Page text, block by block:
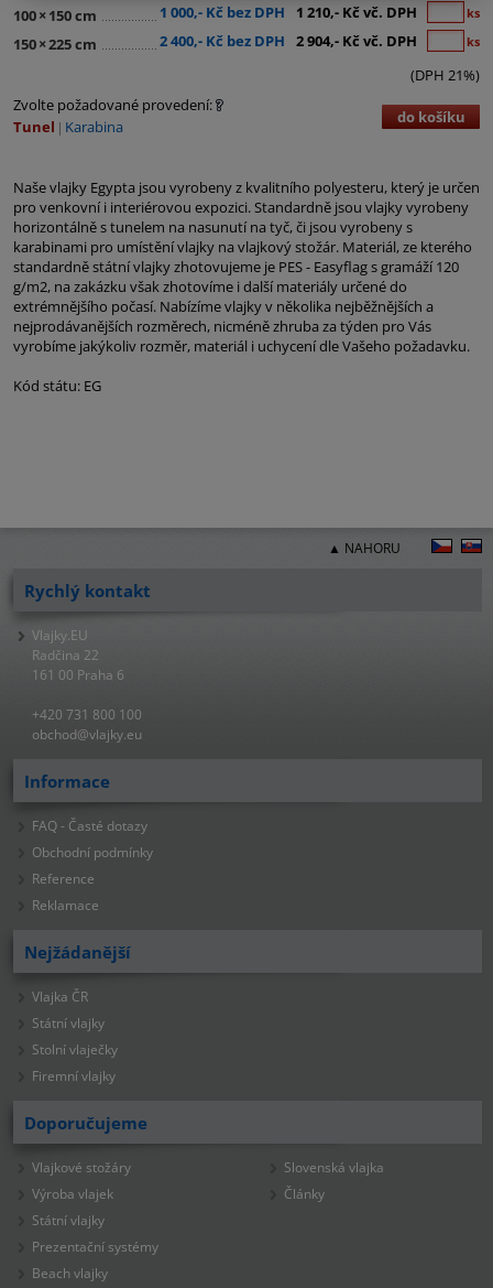
100× 150 cm 1 000,- Kč bez DPH 1 210,- Kč vč. DPH ks
150×225 cm 2 400,- Kč bez DPH 2 904,- Kč vč. DPH ks
(DPH 21%)
Zvolte požadované provedení:
Tunel
Karabina do košíku
Naše vlajky Egypta jsou vyrobeny z kvalitního polyesteru, který je určen
pro venkovní i interiérovou expozici. Standardně jsou vlajky vyrobeny
horizontálně s tunelem na nasunutí na tyč, či jsou vyrobeny s
karabinami pro umístění vlajky na vlajkový stožár. Materiál, ze kterého
standardně státní vlajky zhotovujeme je PES - Easyflag s gramáží 120
g/m2, na zakázku však zhotovíme i další materiály určené do
extrémnějšího počasí. Nabízíme vlajky v několika nejběžnějších a
nejprodávanějších rozměrech, nicméně zhruba za týden pro Vás
vyrobíme jakýkoliv rozměr, materiál i uchycení dle Vašeho požadavku.
Kód státu: EG
▲ NAHORU
Rychlý kontakt
Vlajky.EU
Radčina 22
161 00 Praha 6
+420 731 800 100
obchod@vlajky.eu
Informace
FAQ - Časté dotazy
Obchodní podmínky
Reference
Reklamace
Nejžádanější
Vlajka ČR
Státní vlajky
Stolní vlaječky
Firemní vlajky
Doporučujeme
Vlajkové stožáry
Výroba vlajek
Státní vlajky
Prezentační systémy
Beach vlajky
Slovenská vlajka
Články